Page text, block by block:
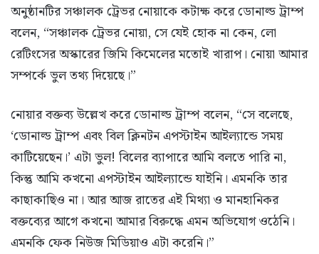
অনুষ্ঠানটির সঞ্চালক ট্রেভর নোয়াকে কটাক্ষ করে ডোনাল্ড ট্রাম্প
বলেন, “সঞ্চালক ট্রেভর নোয়া, সে যেই হোক না কেন, লো
রেটিংসের অস্কারের জিমি কিমেলের মতোই খারাপ। নোয়া আমার
সম্পর্কে ভুল তথ্য দিয়েছে।”
নোয়ার বক্তব্য উল্লেখ করে ডোনাল্ড ট্রাম্প বলেন, “সে বলেছে,
‘ডোনাল্ড ট্রাম্প এবং বিল ক্লিনটন এপস্টাইন আইল্যান্ডে সময়
কাটিয়েছেন।’ এটা ভুল! বিলের ব্যাপারে আমি বলতে পারি না,
কিন্তু আমি কখনো এপস্টাইন আইল্যান্ডে যাইনি। এমনকি তার
কাছাকাছিও না। আর আজ রাতের এই মিথ্যা ও মানহানিকর
বক্তব্যের আগে কখনো আমার বিরুদ্ধে এমন অভিযোগ ওঠেনি।
এমনকি ফেক নিউজ মিডিয়াও এটা করেনি।”